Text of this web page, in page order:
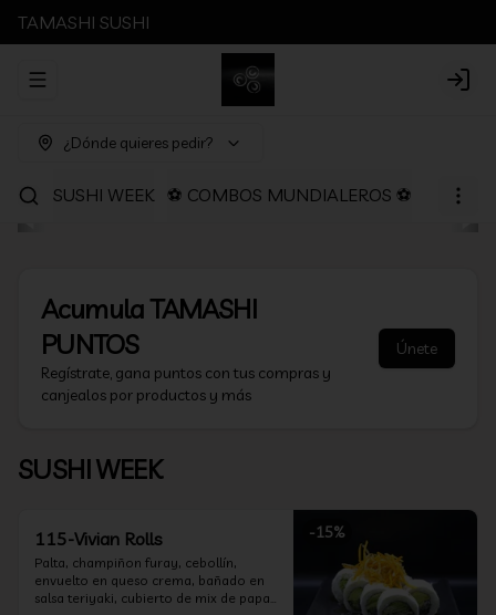
TAMASHI SUSHI
Abrir menu de navegación Login
¿Dónde quieres pedir?
SUSHI WEEK ⚽ COMBOS MUNDIALEROS ⚽
AcumulaTAMASHI
PUNTOS
Regístrate, gana puntos con tus compras y
canjealos por productos y más
Únete
SUSHI WEEK
-15%
115-Vivian Rolls
Palta, champiñon furay, cebollín,
envuelto en queso crema, bañado en
salsa teriyaki, cubierto de mix de papas